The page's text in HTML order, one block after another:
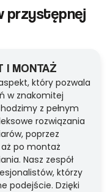
przystępnej
I MONTAŻ
który pozwala
w znakomitej
z pełnym
rozwiązania
poprzez
po montaż
Nasz zespół
którzy
podejście. Dzięki